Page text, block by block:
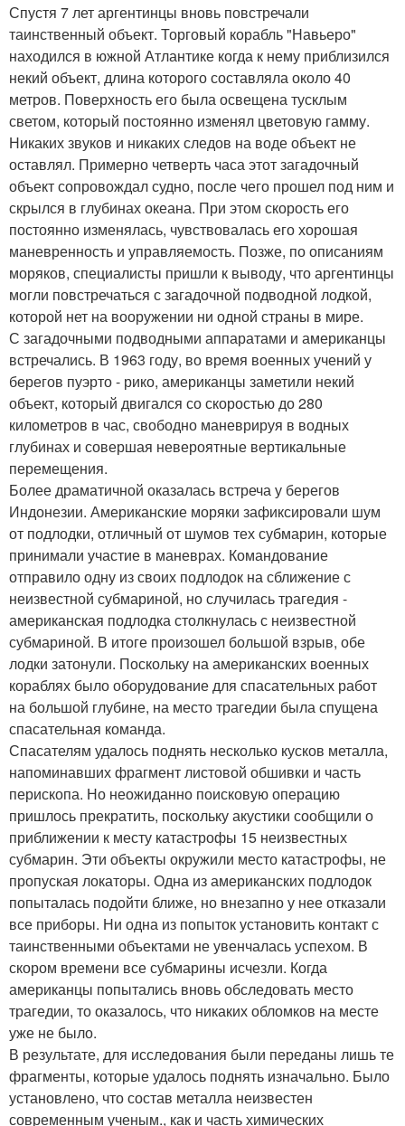
Спустя 7 лет аргентинцы вновь повстречали
таинственный объект. Торговый корабль "Навьеро"
находился в южной Атлантике когда к нему приблизился
некий объект, длина которого составляла около 40
метров. Поверхность его была освещена тусклым
светом, который постоянно изменял цветовую гамму.
Никаких звуков и никаких следов на воде объект не
оставлял. Примерно четверть часа этот загадочный
объект сопровождал судно, после чего прошел под ним и
скрылся в глубинах океана. При этом скорость его
постоянно изменялась, чувствовалась его хорошая
маневренность и управляемость. Позже, по описаниям
моряков, специалисты пришли к выводу, что аргентинцы
могли повстречаться с загадочной подводной лодкой,
которой нет на вооружении ни одной страны в мире.
С загадочными подводными аппаратами и американцы
встречались. В 1963 году, во время военных учений у
берегов пуэрто - рико, американцы заметили некий
объект, который двигался со скоростью до 280
километров в час, свободно маневрируя в водных
глубинах и совершая невероятные вертикальные
перемещения.
Более драматичной оказалась встреча у берегов
Индонезии. Американские моряки зафиксировали шум
от подлодки, отличный от шумов тех субмарин, которые
принимали участие в маневрах. Командование
отправило одну из своих подлодок на сближение с
неизвестной субмариной, но случилась трагедия -
американская подлодка столкнулась с неизвестной
субмариной. В итоге произошел большой взрыв, обе
лодки затонули. Поскольку на американских военных
кораблях было оборудование для спасательных работ
на большой глубине, на место трагедии была спущена
спасательная команда.
Спасателям удалось поднять несколько кусков металла,
напоминавших фрагмент листовой обшивки и часть
перископа. Но неожиданно поисковую операцию
пришлось прекратить, поскольку акустики сообщили о
приближении к месту катастрофы 15 неизвестных
субмарин. Эти объекты окружили место катастрофы, не
пропуская локаторы. Одна из американских подлодок
попыталась подойти ближе, но внезапно у нее отказали
все приборы. Ни одна из попыток установить контакт с
таинственными объектами не увенчалась успехом. В
скором времени все субмарины исчезли. Когда
американцы попытались вновь обследовать место
трагедии, то оказалось, что никаких обломков на месте
уже не было.
В результате, для исследования были переданы лишь те
фрагменты, которые удалось поднять изначально. Было
установлено, что состав металла неизвестен
современным ученым., как и часть химических